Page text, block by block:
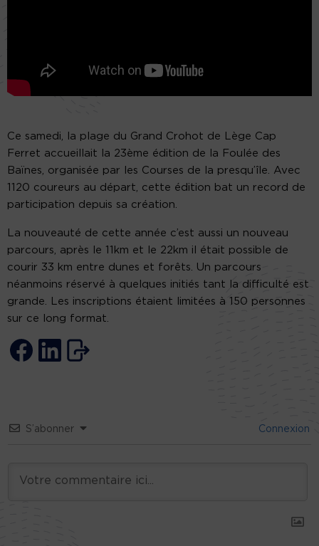
Ce samedi, la plage du Grand Crohot de Lège Cap
Ferret accueillait la 23ème édition de la Foulée des
Baïnes, organisée par les Courses de la presqu’île. Avec
1120 coureurs au départ, cette édition bat un record de
participation depuis sa création.
La nouveauté de cette année c’est aussi un nouveau
parcours, après le 11km et le 22km il était possible de
courir 33 km entre dunes et forêts. Un parcours
néanmoins réservé à quelques initiés tant la difficulté est
grande. Les inscriptions étaient limitées à 150 personnes
sur ce long format.
S’abonner Connexion